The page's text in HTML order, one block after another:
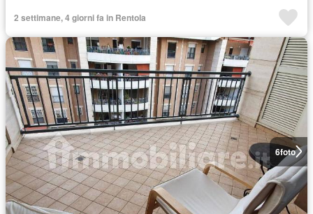
2 settimane, 4 giorni fa in Rentola
6foto